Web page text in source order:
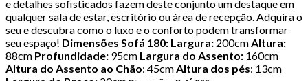
e detalhes sofisticados fazem deste conjunto um destaque em
qualquer sala de estar, escritório ou área de recepção. Adquira o
seu e descubra como o luxo e o conforto podem transformar
seu espaço! Dimensões Sofá 180: Largura: 200cmAltura:
88cm Profundidade: 95cm Largura do Assento: 160cm
Altura do Assento ao Chão: 45cmAltura dos pés: 13cm